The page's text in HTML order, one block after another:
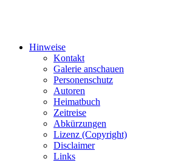
Hinweise
Kontakt
Galerie anschauen
Personenschutz
Autoren
Heimatbuch
Zeitreise
Abkürzungen
Lizenz (Copyright)
Disclaimer
Links